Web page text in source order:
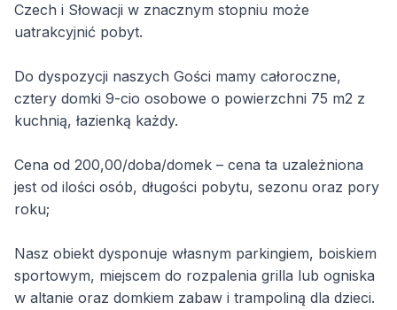
Czech i Słowacji w znacznym stopniu może
uatrakcyjnić pobyt.
Do dyspozycji naszych Gości mamy całoroczne,
cztery domki 9-cio osobowe o powierzchni 75 m2 z
kuchnią, łazienką każdy.
Cena od 200,00/doba/domek – cena ta uzależniona
jest od ilości osób, długości pobytu, sezonu oraz pory
roku;
Nasz obiekt dysponuje własnym parkingiem, boiskiem
sportowym, miejscem do rozpalenia grilla lub ogniska
w altanie oraz domkiem zabaw i trampoliną dla dzieci.